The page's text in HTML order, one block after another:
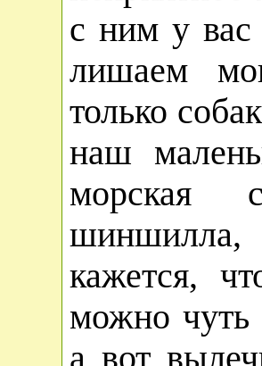
с ним у
лишаем
только
наш
морская
кажется,
можно чуть
а вот